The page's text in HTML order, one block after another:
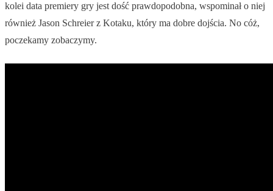
kolei data premiery gry jest dość prawdopodobna, wspominał o niej
również Jason Schreier z Kotaku, który ma dobre dojścia. No cóż,
poczekamy zobaczymy.